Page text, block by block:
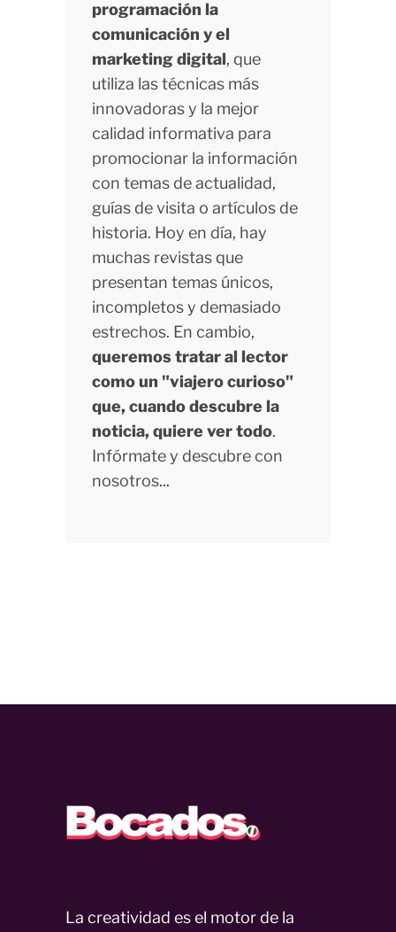
programación la
comunicación y el
marketing digital, que
utiliza las técnicas más
innovadoras y la mejor
calidad informativa para
promocionar la información
con temas de actualidad,
guías de visita o artículos de
historia. Hoy en día, hay
muchas revistas que
presentan temas únicos,
incompletos y demasiado
estrechos. En cambio,
queremos tratar al lector
como un "viajero curioso"
que, cuando descubre la
noticia, quiere ver todo.
Infórmate y descubre con
nosotros...
La creatividad es el motor de la